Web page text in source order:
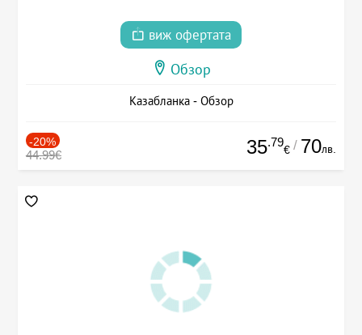
виж офертата
Обзор
Казабланка - Обзор
-20%
44.99€ 35.79
€ / 70лв.